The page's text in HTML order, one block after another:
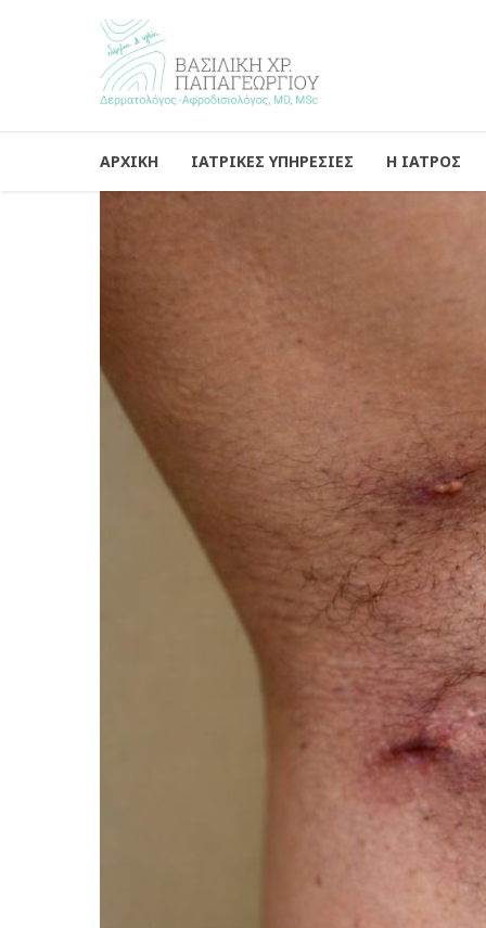
ΑΡΧΙΚΗ ΙΑΤΡΙΚΕΣ ΥΠΗΡΕΣΙΕΣ Η ΙΑΤΡΟΣ